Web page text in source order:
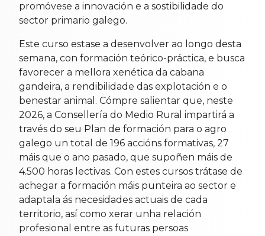
promóvese a innovación e a sostibilidade do
sector primario galego.
Este curso estase a desenvolver ao longo desta
semana, con formación teórico-práctica, e busca
favorecer a mellora xenética da cabana
gandeira, a rendibilidade das explotación e o
benestar animal. Cómpre salientar que, neste
2026, a Consellería do Medio Rural impartirá a
través do seu Plan de formación para o agro
galego un total de 196 accións formativas, 27
máis que o ano pasado, que supoñen máis de
4.500 horas lectivas. Con estes cursos trátase de
achegar a formación máis punteira ao sector e
adaptala ás necesidades actuais de cada
territorio, así como xerar unha relación
profesional entre as futuras persoas